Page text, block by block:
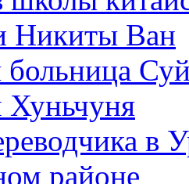
Никиты Ван
Хуньчуня
в
районе